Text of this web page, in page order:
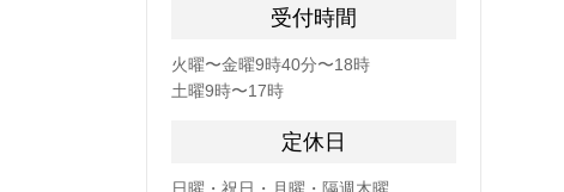
受付時間
火曜〜金曜9時40分〜18時
土曜9時〜17時
定休日
日曜・祝日・月曜・隔週木曜